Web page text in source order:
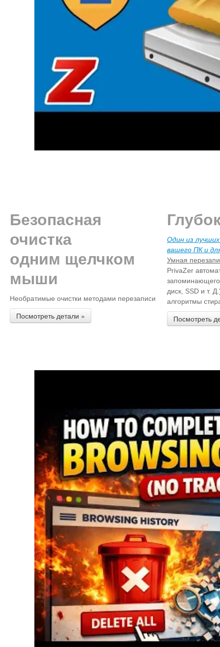
Безопасная
очистка
одним щелчком
мыши
Необратимые очистки методами перезаписи
Посмотреть детали »
Один из
вашего ПК и
Умная
PrivaZer
запоминающего
диск, SSD и т.
алгоритмы
Посмотреть